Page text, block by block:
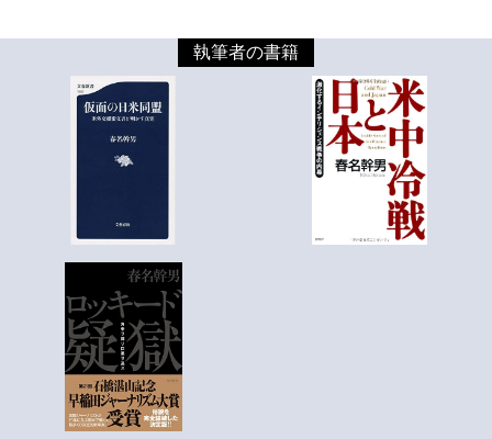
執筆者の書籍